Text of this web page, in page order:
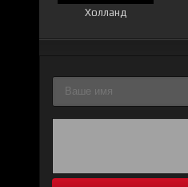
Холланд